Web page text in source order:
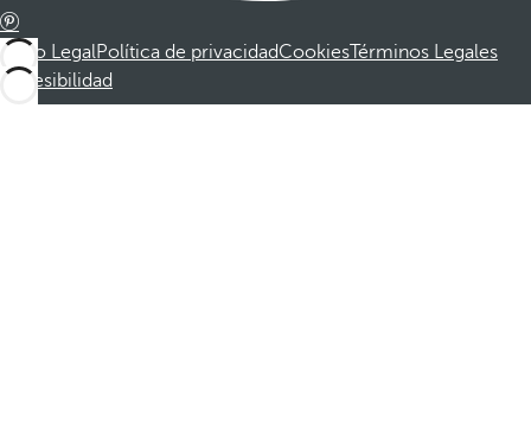
Aviso LegalPolítica de privacidadCookiesTérminos Legales
Accesibilidad